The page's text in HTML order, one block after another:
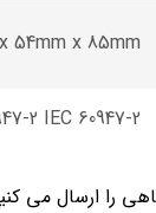
54mm x 85mm
2 IEC 60947-2
را ارسال می